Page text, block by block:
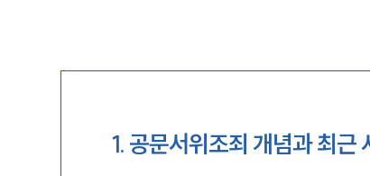
1. 공문서위조죄 개념과 최근